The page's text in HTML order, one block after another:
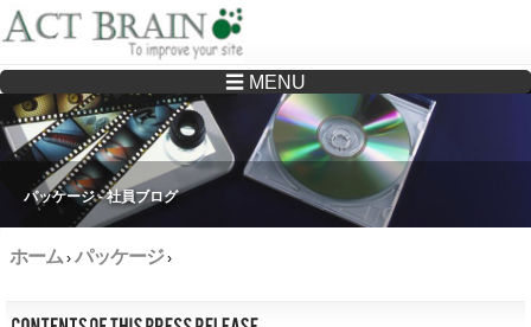
Drupalサイトの制作・保守をどこに頼んでいいか分からない方へ…まずはご相談く
ださい
☰ MENU
パッケージ - 社員ブログ
ホーム› パッケージ›